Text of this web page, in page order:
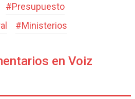
#Presupuesto
#Ministerios
en Voiz